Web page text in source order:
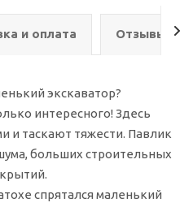
и оплата Отзывы о
экскаватор?
интересного! Здесь
и таскают тяжести. Павлик
больших строительных
спрятался маленький